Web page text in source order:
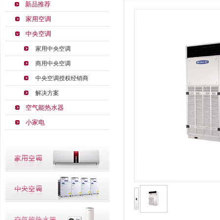
新品推荐
家用空调
中央空调
家用中央空调
商用中央空调
中央空调授权经销商
解决方案
空气能热水器
小家电